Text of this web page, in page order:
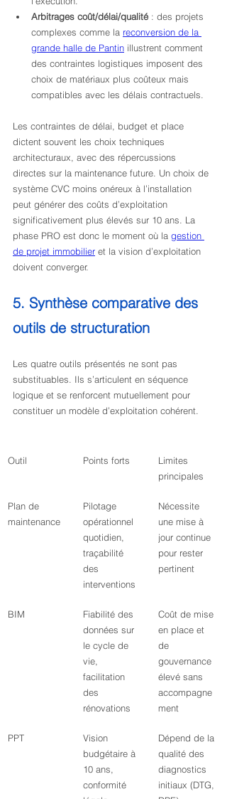
Arbitrages coût/délai/qualité : des projets
complexes comme la reconversion de la
grande halle de Pantin illustrent comment
des contraintes logistiques imposent des
choix de matériaux plus coûteux mais
compatibles avec les délais contractuels.
Les contraintes de délai, budget et place
dictent souvent les choix techniques
architecturaux, avec des répercussions
directes sur la maintenance future. Un choix de
système CVC moins onéreux à l’installation
peut générer des coûts d’exploitation
significativement plus élevés sur 10 ans. La
phase PRO est donc le moment où la gestion
de projet immobilier et la vision d’exploitation
doivent converger.
5. Synthèse comparative des
outils de structuration
Les quatre outils présentés ne sont pas
substituables. Ils s’articulent en séquence
logique et se renforcent mutuellement pour
constituer un modèle d’exploitation cohérent.
Outil Points forts
Limites
principales
Plan de
maintenance
Pilotage
opérationnel
quotidien,
traçabilité
des
interventions
Nécessite
une mise à
jour continue
pour rester
pertinent
BIM
Fiabilité des
données sur
le cycle de
vie,
facilitation
des
rénovations
Coût de mise
en place et
de
gouvernance
élevé sans
accompagne
ment
PPT
Vision
budgétaire à
10 ans,
conformité
Dépend de la
qualité des
diagnostics
initiaux (DTG,